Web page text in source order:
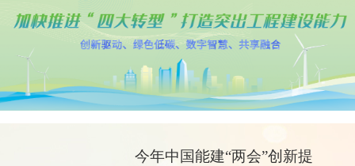
今年中国能建“两会”创新提